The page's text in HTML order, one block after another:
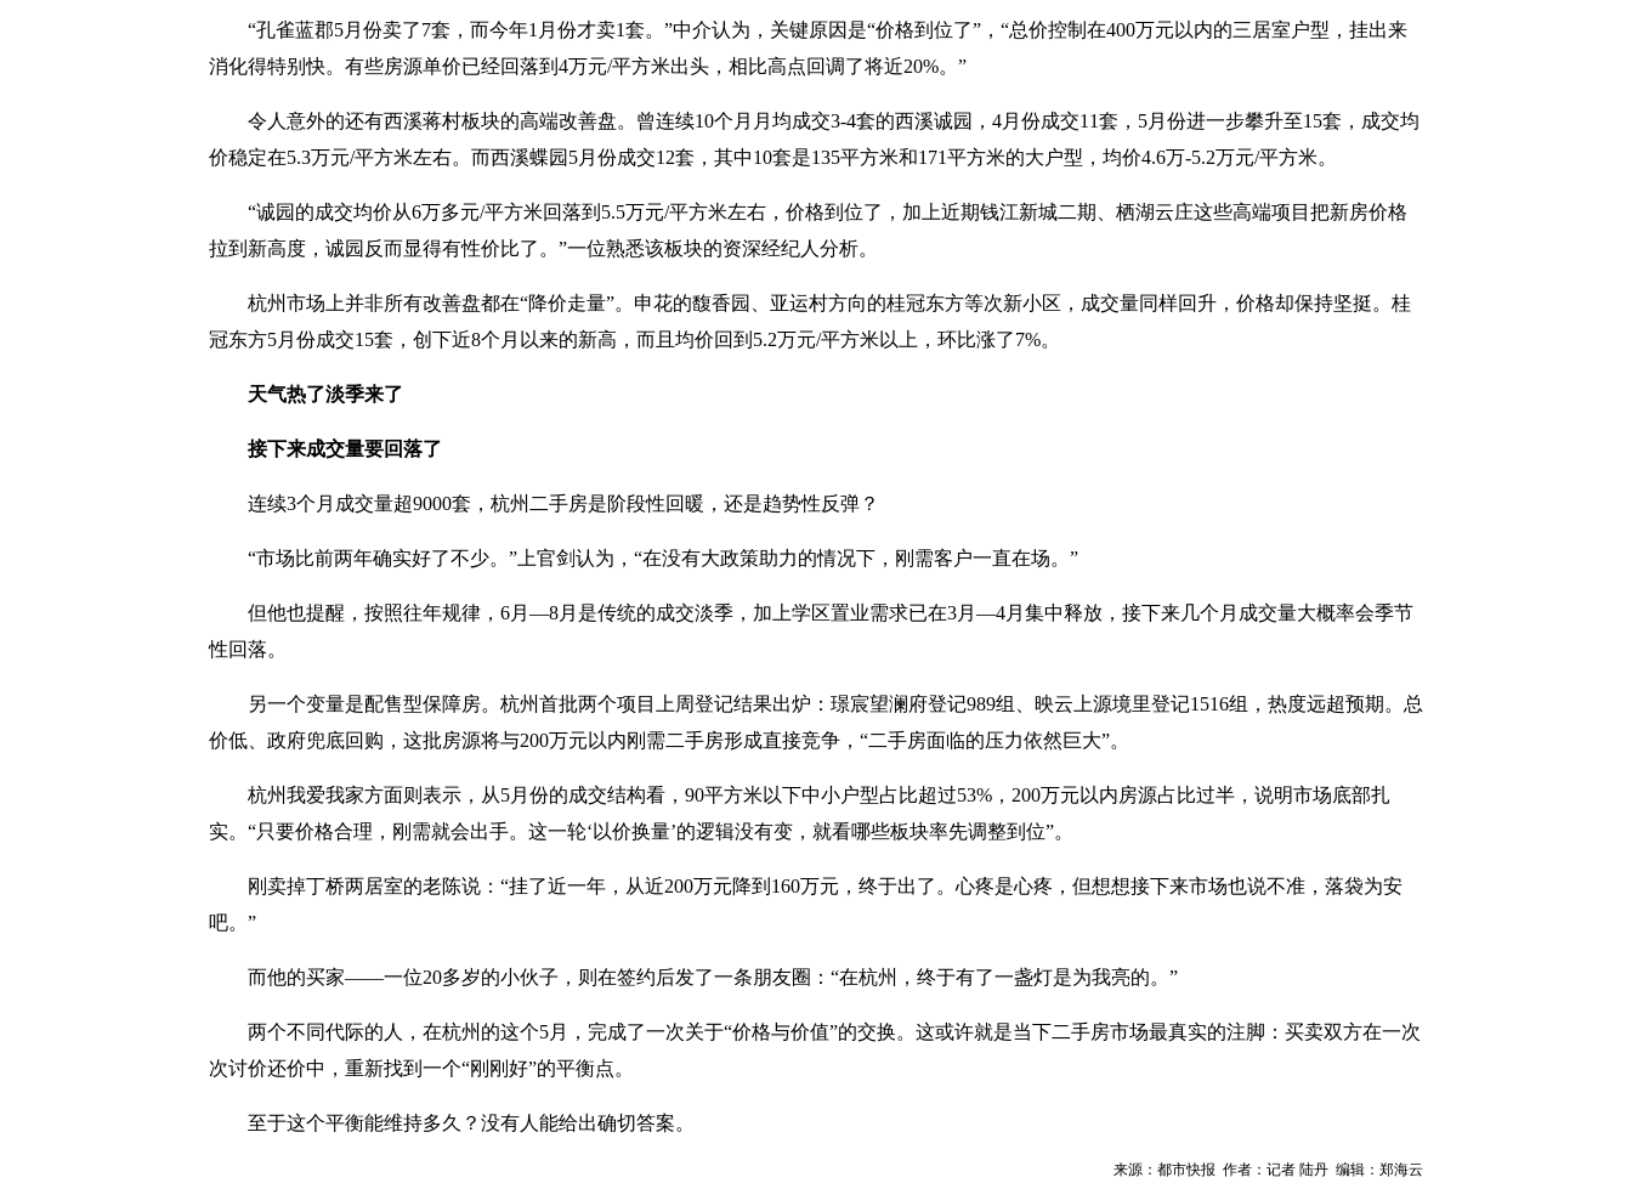
“孔雀蓝郡5月份卖了7套，而今年1月份才卖1套。”中介认为，关键原因是“价格到位了”，“总价控制在400万元以内的三居室户型，挂出来
消化得特别快。有些房源单价已经回落到4万元/平方米出头，相比高点回调了将近20%。”
令人意外的还有西溪蒋村板块的高端改善盘。曾连续10个月月均成交3-4套的西溪诚园，4月份成交11套，5月份进一步攀升至15套，成交均
价稳定在5.3万元/平方米左右。而西溪蝶园5月份成交12套，其中10套是135平方米和171平方米的大户型，均价4.6万-5.2万元/平方米。
“诚园的成交均价从6万多元/平方米回落到5.5万元/平方米左右，价格到位了，加上近期钱江新城二期、栖湖云庄这些高端项目把新房价格
拉到新高度，诚园反而显得有性价比了。”一位熟悉该板块的资深经纪人分析。
杭州市场上并非所有改善盘都在“降价走量”。申花的馥香园、亚运村方向的桂冠东方等次新小区，成交量同样回升，价格却保持坚挺。桂
冠东方5月份成交15套，创下近8个月以来的新高，而且均价回到5.2万元/平方米以上，环比涨了7%。
天气热了淡季来了
接下来成交量要回落了
连续3个月成交量超9000套，杭州二手房是阶段性回暖，还是趋势性反弹？
“市场比前两年确实好了不少。”上官剑认为，“在没有大政策助力的情况下，刚需客户一直在场。”
但他也提醒，按照往年规律，6月—8月是传统的成交淡季，加上学区置业需求已在3月—4月集中释放，接下来几个月成交量大概率会季节
性回落。
另一个变量是配售型保障房。杭州首批两个项目上周登记结果出炉：璟宸望澜府登记989组、映云上源境里登记1516组，热度远超预期。总
价低、政府兜底回购，这批房源将与200万元以内刚需二手房形成直接竞争，“二手房面临的压力依然巨大”。
杭州我爱我家方面则表示，从5月份的成交结构看，90平方米以下中小户型占比超过53%，200万元以内房源占比过半，说明市场底部扎
实。“只要价格合理，刚需就会出手。这一轮‘以价换量’的逻辑没有变，就看哪些板块率先调整到位”。
刚卖掉丁桥两居室的老陈说：“挂了近一年，从近200万元降到160万元，终于出了。心疼是心疼，但想想接下来市场也说不准，落袋为安
吧。”
而他的买家——一位20多岁的小伙子，则在签约后发了一条朋友圈：“在杭州，终于有了一盏灯是为我亮的。”
两个不同代际的人，在杭州的这个5月，完成了一次关于“价格与价值”的交换。这或许就是当下二手房市场最真实的注脚：买卖双方在一次
次讨价还价中，重新找到一个“刚刚好”的平衡点。
至于这个平衡能维持多久？没有人能给出确切答案。
来源：都市快报 作者：记者 陆丹 编辑：郑海云